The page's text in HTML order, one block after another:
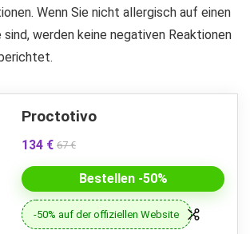
Wenn Sie nicht allergisch auf einen
werden keine negativen Reaktionen
Proctotivo
134 € 67 €
Bestellen -50%
-50% auf der offiziellen Website